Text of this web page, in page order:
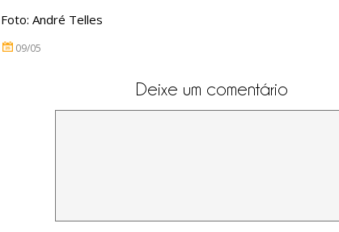
Foto: André Telles
09/05
Deixe um comentário